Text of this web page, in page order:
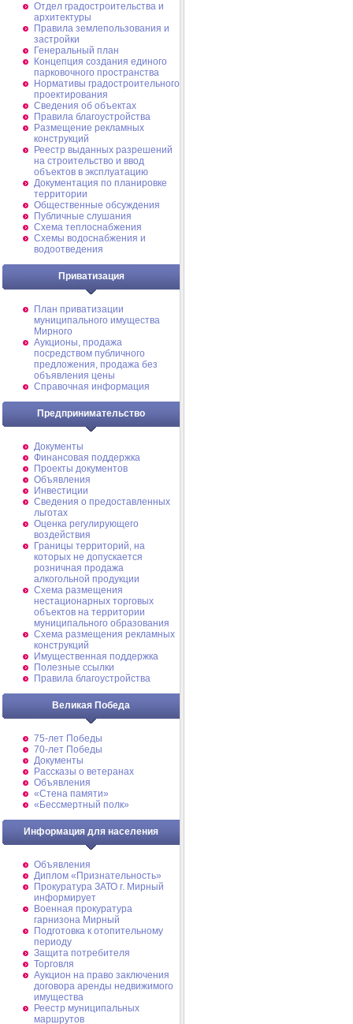
Отдел градостроительства и
архитектуры
Правила землепользования и
застройки
Генеральный план
Концепция создания единого
парковочного пространства
Нормативы градостроительного
проектирования
Сведения об объектах
Правила благоустройства
Размещение рекламных
конструкций
Реестр выданных разрешений
на строительство и ввод
объектов в эксплуатацию
Документация по планировке
территории
Общественные обсуждения
Публичные слушания
Схема теплоснабжения
Схемы водоснабжения и
водоотведения
Приватизация
План приватизации
муниципального имущества
Мирного
Аукционы, продажа
посредством публичного
предложения, продажа без
объявления цены
Справочная информация
Предпринимательство
Документы
Финансовая поддержка
Проекты документов
Объявления
Инвестиции
Сведения о предоставленных
льготах
Оценка регулирующего
воздействия
Границы территорий, на
которых не допускается
розничная продажа
алкогольной продукции
Схема размещения
нестационарных торговых
объектов на территории
муниципального образования
Схема размещения рекламных
конструкций
Имущественная поддержка
Полезные ссылки
Правила благоустройства
Великая Победа
75-лет Победы
70-лет Победы
Документы
Рассказы о ветеранах
Объявления
«Стена памяти»
«Бессмертный полк»
Информация для населения
Объявления
Диплом «Признательность»
Прокуратура ЗАТО г. Мирный
информирует
Военная прокуратура
гарнизона Мирный
Подготовка к отопительному
периоду
Защита потребителя
Торговля
Аукцион на право заключения
договора аренды недвижимого
имущества
Реестр муниципальных
маршрутов